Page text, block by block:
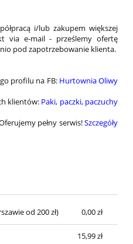
i/lub zakupem większej
via e-mail - prześlemy ofertę
pod zapotrzebowanie klienta.
profilu na FB: Hurtownia Oliwy
klientów: Paki, paczki, paczuchy
pełny serwis!Szczegóły
kosztów płatności
od 200 zł) 0,00 zł
15,99 zł